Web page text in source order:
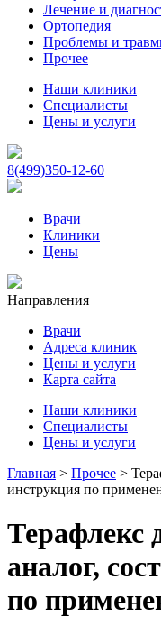
Лечение и
Ортопедия
Проблемы и
Прочее
Наши клиники
Специалисты
Цены и услуги
8(499)350-12-60
Врачи
Клиники
Цены
Направления
Врачи
Адреса клиник
Цены и услуги
Карта сайта
Наши клиники
Специалисты
Цены и услуги
Главная > Прочее >
инструкция по
Терафлекс
аналог,
по